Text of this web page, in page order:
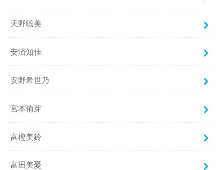
天野聡美
安済知佳
安野希世乃
宮本侑芽
富樫美鈴
富田美憂